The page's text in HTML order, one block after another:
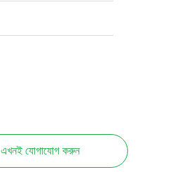
এখনই যোগাযোগ করুন